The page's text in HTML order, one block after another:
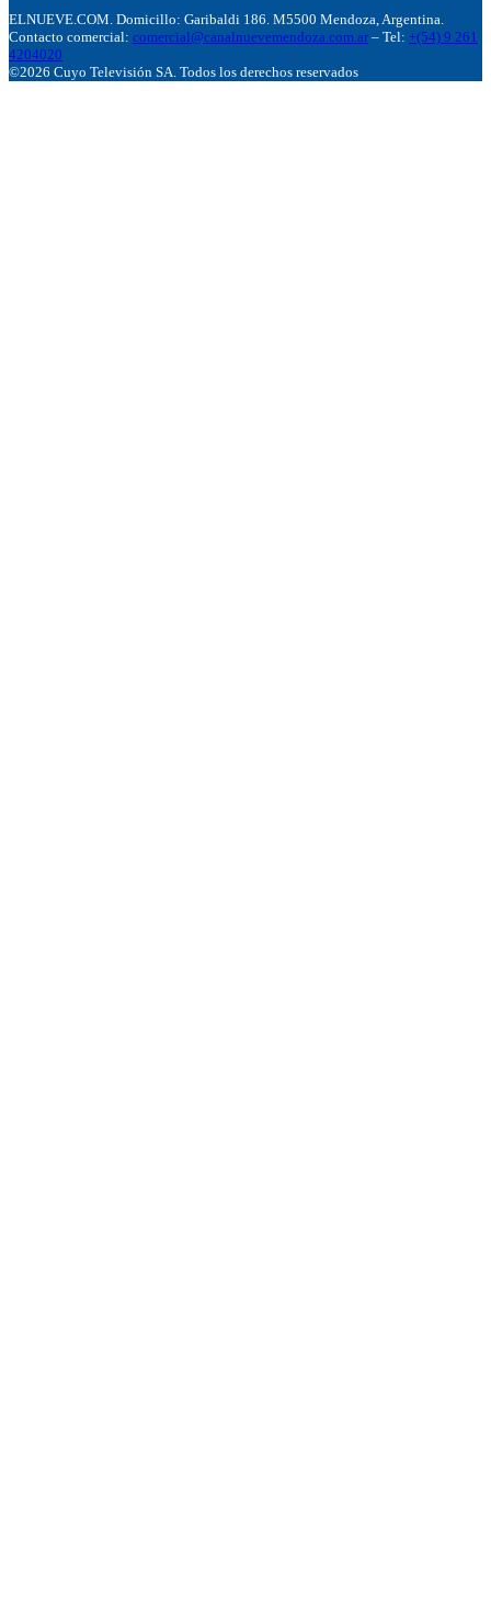
ELNUEVE.COM. Domicillo: Garibaldi 186. M5500 Mendoza, Argentina.
Contacto comercial: comercial@canalnuevemendoza.com.ar – Tel: +(54) 9 261
4204020
©2026 Cuyo Televisión SA. Todos los derechos reservados